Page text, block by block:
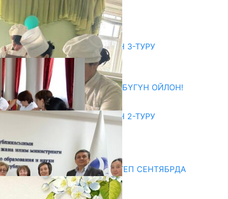
МЕНЕН ЖОЛУГУШТУ
07.08.2026
Абитуриент
ЖОЖДОРГО КАБЫЛ АЛУУНУН 3-ТУРУ
БАШТАЛДЫ
27.07.2026
ӨЗҮҢДҮН КЕЛЕЧЕГИҢ ҮЧҮН БҮГҮН ОЙЛОН!
20.07.2026
ЖОЖДОРГО КАБЫЛ АЛУУНУН 2-ТУРУ
20.07.2026
СУЗАКТА 750 ОРУНДУУ МЕКТЕП СЕНТЯБРДА
ПАЙДАЛАНУУГА БЕРИЛЕТ
07.08.2025